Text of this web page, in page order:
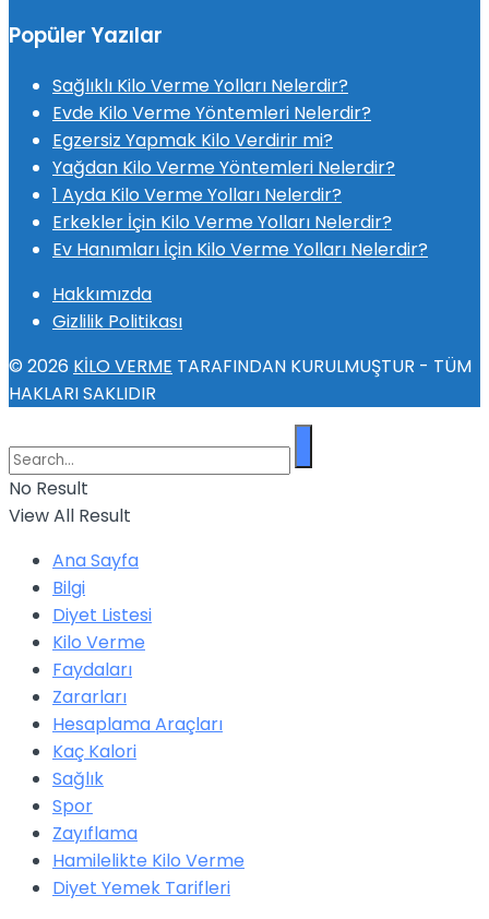
Popüler Yazılar
Sağlıklı Kilo Verme Yolları Nelerdir?
Evde Kilo Verme Yöntemleri Nelerdir?
Egzersiz Yapmak Kilo Verdirir mi?
Yağdan Kilo Verme Yöntemleri Nelerdir?
1 Ayda Kilo Verme Yolları Nelerdir?
Erkekler İçin Kilo Verme Yolları Nelerdir?
Ev Hanımları İçin Kilo Verme Yolları Nelerdir?
Hakkımızda
Gizlilik Politikası
© 2026 KİLO VERME TARAFINDAN KURULMUŞTUR - TÜM
HAKLARI SAKLIDIR
No Result
View All Result
Ana Sayfa
Bilgi
Diyet Listesi
Kilo Verme
Faydaları
Zararları
Hesaplama Araçları
Kaç Kalori
Sağlık
Spor
Zayıflama
Hamilelikte Kilo Verme
Diyet Yemek Tarifleri